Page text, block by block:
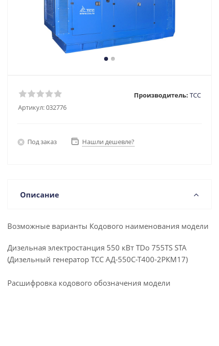
Артикул:032776
Производитель: ТСС
Под заказ Нашли дешевле?
Описание
Возможные варианты Кодового наименования модели
Дизельная электростанция 550 кВт TDo 755TS STA
(Дизельный генератор ТСС АД-550С-Т400-2РКМ17)
Расшифровка кодового обозначения модели